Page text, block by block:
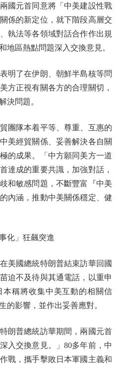
國元首同意將「中美建設性戰
係的新定位，就下階段高層交
執法等各領域對話合作作出規
地區熱點問題深入交換意見。
了在伊朗、朝鮮半島核等問
方正視有關各方的合理關切，
決問題。
隊本着平等、尊重、互惠的
美經貿關係、妥善解決各自關
的成果。「中方願同美方一道
達成的重要共識，加強對話，
和敏感問題，不斷豐富『中美
內涵，推動中美關係穩定、健
」狂飆突進
國總統特朗普結束訪華回國
迫不及待與其通電話，以重申
本稱將收集中美互動的相關信
的影響，並作出妥善應對。
普總統訪華期間，兩國元首
入交換意見。」80多年前，中
戰，攜手擊敗日本軍國主義和